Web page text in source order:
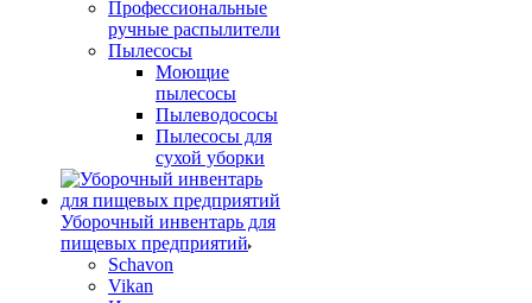
Профессиональные
ручные распылители
Пылесосы
Моющие
пылесосы
Пылеводососы
Пылесосы для
сухой уборки
Уборочный инвентарь для
пищевых предприятий
Schavon
Vikan